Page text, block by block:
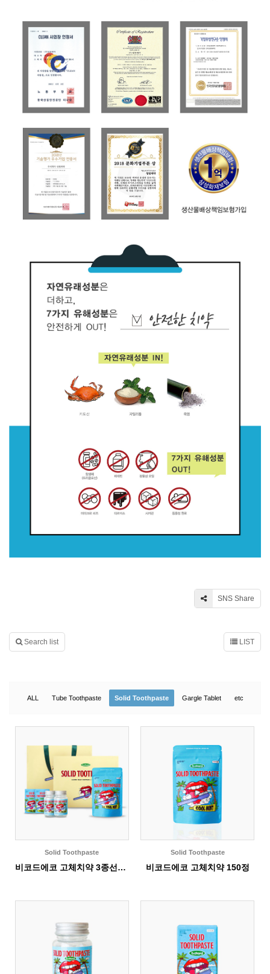
SNS Share
Search list LIST
ALL Tube Toothpaste Solid Toothpaste Gargle Tablet etc
Solid Toothpaste
비코드에코 고체치약 3종선물세트
Solid Toothpaste
비코드에코 고체치약 150정